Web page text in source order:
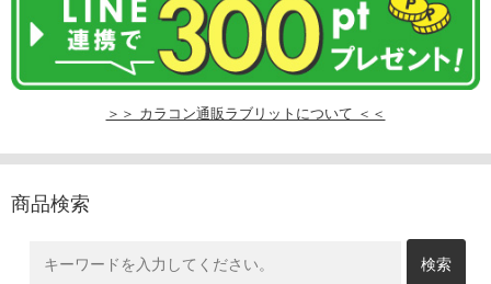
＞＞ カラコン通販ラブリットについて ＜＜
商品検索